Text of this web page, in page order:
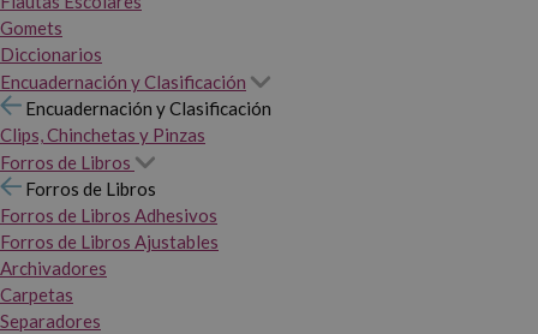
Gomets
Diccionarios
Encuadernación y Clasificación
Encuadernación y Clasificación
Clips, Chinchetas y Pinzas
Forros de Libros
Forros de Libros
Forros de Libros Adhesivos
Forros de Libros Ajustables
Archivadores
Carpetas
Separadores